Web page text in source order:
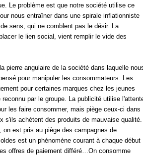
Le problème est que notre société utilise ce
nous entraîner dans une spirale inflationniste
sens, qui ne comblent pas le désir. La
le lien social, vient remplir le vide des
pierre angulaire de la société dans laquelle
pour manipuler les consommateurs. Les
pour certaines marques chez les jeunes
par le groupe. La publicité utilise
les faire consommer, mais piège ceux-ci dans
s'ils achètent des produits de mauvaise qualité.
on est pris au piège des campagnes de
est un phénomène courant à chaque début
offres de paiement différé…On consomme